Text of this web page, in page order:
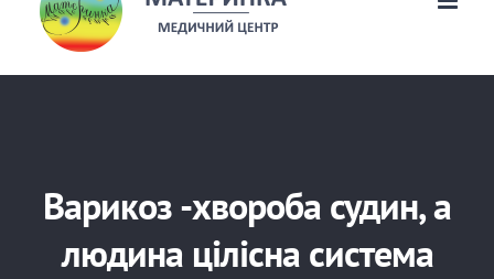
Варикоз -хвороба судин, а
людина цілісна система